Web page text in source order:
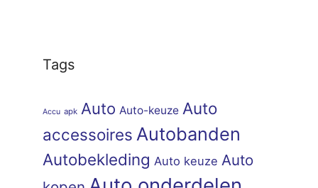
Tags
Accu apk Auto Auto-keuze Auto
accessoires Autobanden
Autobekleding Auto keuze Auto